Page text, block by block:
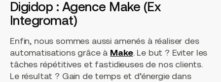
Digidop : Agence Make (Ex
Integromat)
Enfin, nous sommes aussi amenés à réaliser des
automatisations grâce à Make. Le but ? Eviter les
tâches répétitives et fastidieuses de nos clients.
Le résultat ? Gain de temps et d’énergie dans